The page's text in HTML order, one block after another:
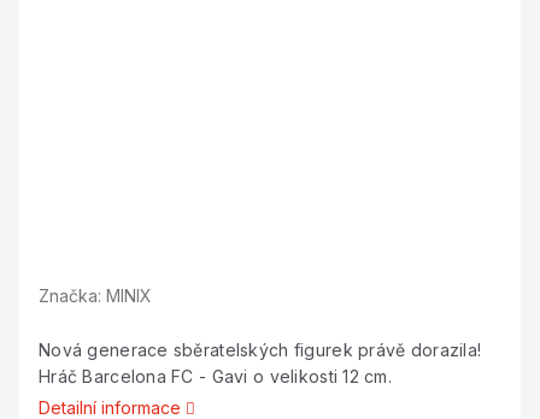
Značka: MINIX
Nová generace sběratelských figurek právě dorazila!
Hráč Barcelona FC - Gavi o velikosti 12 cm.
Detailní informace